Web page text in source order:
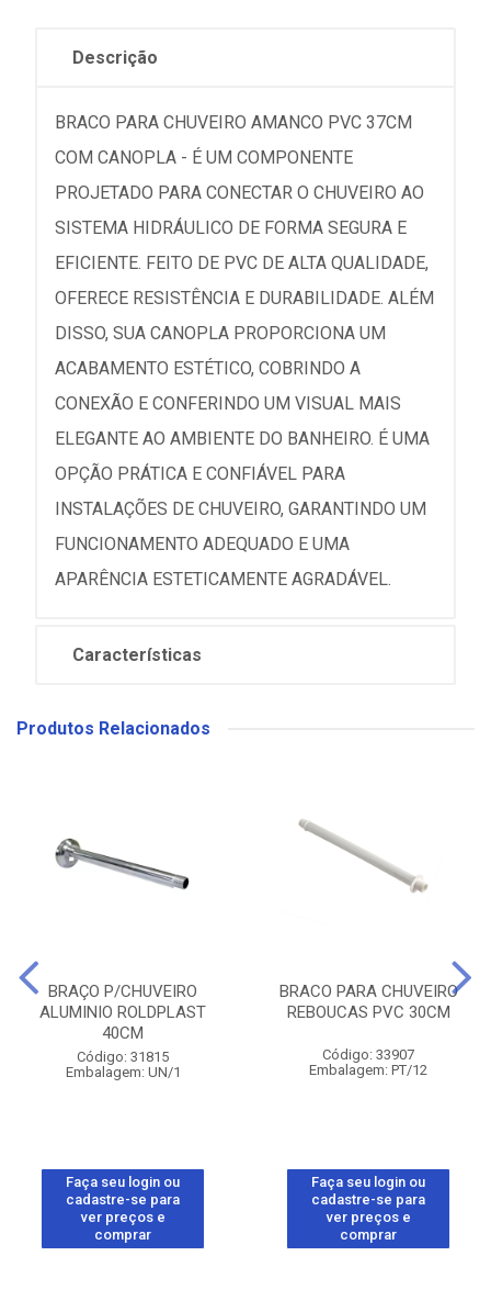
Descrição
BRACO PARA CHUVEIRO AMANCO PVC 37CM
COM CANOPLA - É UM COMPONENTE
PROJETADO PARA CONECTAR O CHUVEIRO AO
SISTEMA HIDRÁULICO DE FORMA SEGURA E
EFICIENTE. FEITO DE PVC DE ALTA QUALIDADE,
OFERECE RESISTÊNCIA E DURABILIDADE. ALÉM
DISSO, SUA CANOPLA PROPORCIONA UM
ACABAMENTO ESTÉTICO, COBRINDO A
CONEXÃO E CONFERINDO UM VISUAL MAIS
ELEGANTE AO AMBIENTE DO BANHEIRO. É UMA
OPÇÃO PRÁTICA E CONFIÁVEL PARA
INSTALAÇÕES DE CHUVEIRO, GARANTINDO UM
FUNCIONAMENTO ADEQUADO E UMA
APARÊNCIA ESTETICAMENTE AGRADÁVEL.
Características
Produtos Relacionados
BRAÇO P/CHUVEIRO
ALUMINIO ROLDPLAST
40CM
Código: 31815
Embalagem: UN/1
Faça seu login ou
cadastre-se para
ver preços e
comprar
BRACO PARA CHUVEIRO
REBOUCAS PVC 30CM
Código: 33907
Embalagem: PT/12
Faça seu login ou
cadastre-se para
ver preços e
comprar